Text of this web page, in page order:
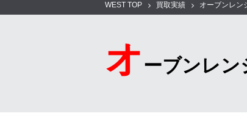
WEST TOP 買取実績 オーブンレン
オ ーブンレン